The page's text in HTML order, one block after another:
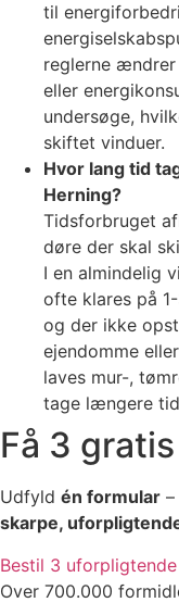
til
reglerne
eller
undersøge,
skiftet vinduer.
Hvor lang tid
Herning?
Tidsforbruget
døre der skal
I en almindelig
ofte klares på
og der ikke
ejendomme
laves mur-,
tage længere
Få 3
Udfyld én formular
skarpe,
Bestil 3
Over 700.000